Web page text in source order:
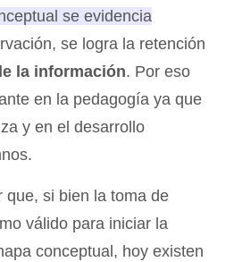
se evidencia
se logra la retención
la información. Por eso
en la pedagogía ya que
y en el desarrollo
que, si bien la toma de
válido para iniciar la
conceptual, hoy existen